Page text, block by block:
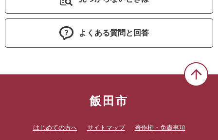
よくある質問と回答
飯田市
はじめての方へ サイトマップ 著作権・免責事項